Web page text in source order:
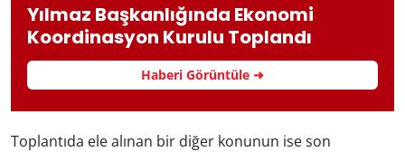
Yılmaz Başkanlığında Ekonomi
Koordinasyon Kurulu Toplandı
Haberi Görüntüle ➜
Toplantıda ele alınan bir diğer konunun ise son